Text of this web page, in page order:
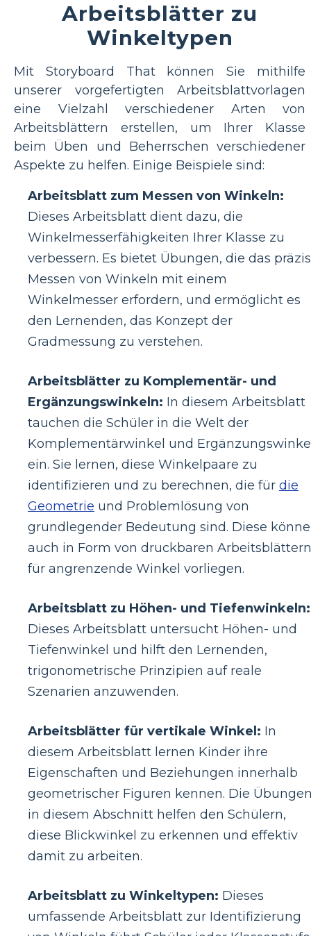
Arbeitsblätter zu
Winkeltypen
Mit Storyboard That können Sie mithilfe
unserer vorgefertigten Arbeitsblattvorlagen
eine Vielzahl verschiedener Arten von
Arbeitsblättern erstellen, um Ihrer Klasse
beim Üben und Beherrschen verschiedener
Aspekte zu helfen. Einige Beispiele sind:
Arbeitsblatt zum Messen von Winkeln:
Dieses Arbeitsblatt dient dazu, die
Winkelmesserfähigkeiten Ihrer Klasse zu
verbessern. Es bietet Übungen, die das
Messen von Winkeln mit einem
Winkelmesser erfordern, und ermöglicht es
den Lernenden, das Konzept der
Gradmessung zu verstehen.
Arbeitsblätter zu Komplementär- und
Ergänzungswinkeln: In diesem Arbeitsblatt
tauchen die Schüler in die Welt der
Komplementärwinkel und
ein. Sie lernen, diese Winkelpaare zu
identifizieren und zu berechnen, die für die
Geometrie und Problemlösung von
grundlegender Bedeutung sind. Diese
auch in Form von druckbaren Arbeitsblättern
für angrenzende Winkel vorliegen.
Arbeitsblatt zu Höhen- und Tiefenwinkeln:
Dieses Arbeitsblatt untersucht Höhen- und
Tiefenwinkel und hilft den Lernenden,
trigonometrische Prinzipien auf reale
Szenarien anzuwenden.
Arbeitsblätter für vertikale Winkel: In
diesem Arbeitsblatt lernen Kinder ihre
Eigenschaften und Beziehungen innerhalb
geometrischer Figuren kennen. Die
in diesem Abschnitt helfen den Schülern,
diese Blickwinkel zu erkennen und effektiv
damit zu arbeiten.
Arbeitsblatt zu Winkeltypen: Dieses
umfassende Arbeitsblatt zur Identifizierung